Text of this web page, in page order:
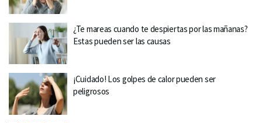
¿Te mareas cuando te despiertas por las mañanas?
Estas pueden ser las causas
¡Cuidado! Los golpes de calor pueden ser
peligrosos